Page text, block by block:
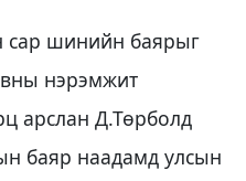
сар шинийн баярыг
нэрэмжит
арслан Д.Төрболд
баяр наадамд улсын